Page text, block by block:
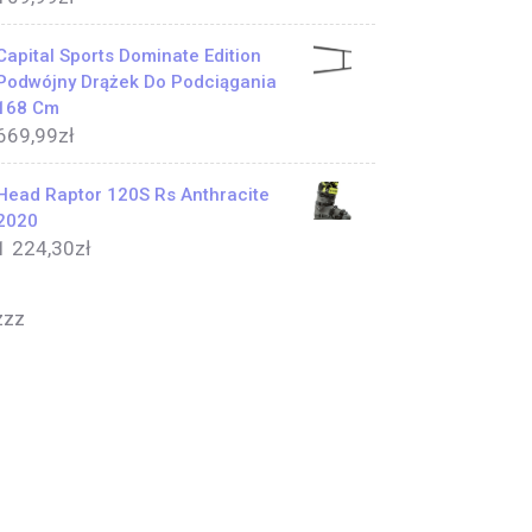
Sports Dominate Edition
Drążek Do Podciągania
Cm
zł
Raptor 120S Rs Anthracite
224,30zł